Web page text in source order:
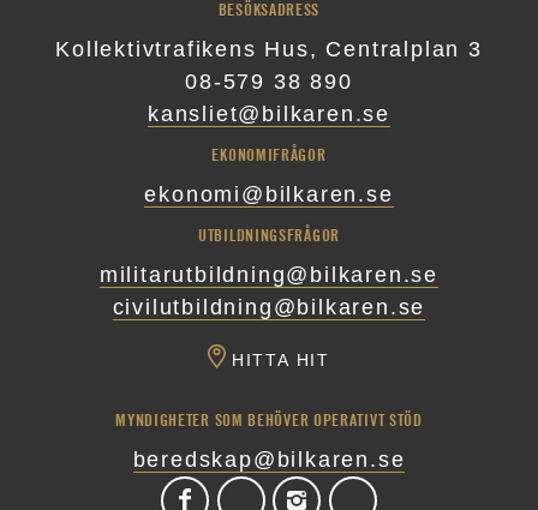
BESÖKSADRESS
Kollektivtrafikens Hus, Centralplan 3
08-579 38 890
kansliet@bilkaren.se
EKONOMIFRÅGOR
ekonomi@bilkaren.se
UTBILDNINGSFRÅGOR
militarutbildning@bilkaren.se
civilutbildning@bilkaren.se
HITTA HIT
MYNDIGHETER SOM BEHÖVER OPERATIVT STÖD
beredskap@bilkaren.se